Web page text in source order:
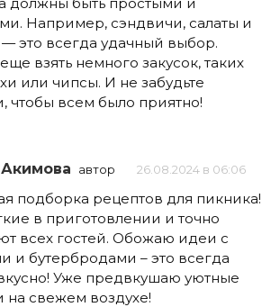
должны быть простыми и
Например, сэндвичи, салаты и
это всегда удачный выбор.
взять немного закусок, таких
или чипсы. И не забудьте
чтобы всем было приятно!
автор 26.08.2024 в 06:06
подборка рецептов для пикника!
в приготовлении и точно
всех гостей. Обожаю идеи с
и бутербродами – это всегда
Уже предвкушаю уютные
на свежем воздухе!